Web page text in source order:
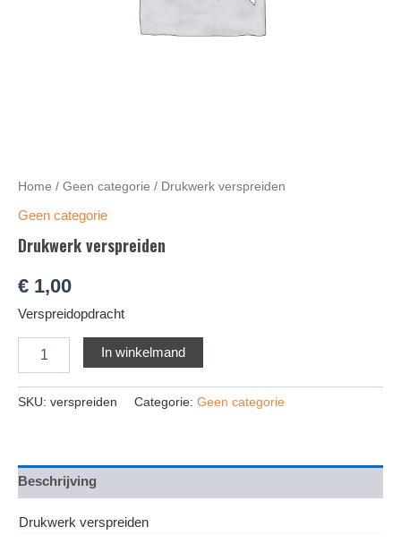
Home / Geen categorie / Drukwerk verspreiden
Geen categorie
Drukwerk verspreiden
€ 1,00
Verspreidopdracht
In winkelmand
SKU: verspreiden Categorie: Geen categorie
Beschrijving
Drukwerk verspreiden